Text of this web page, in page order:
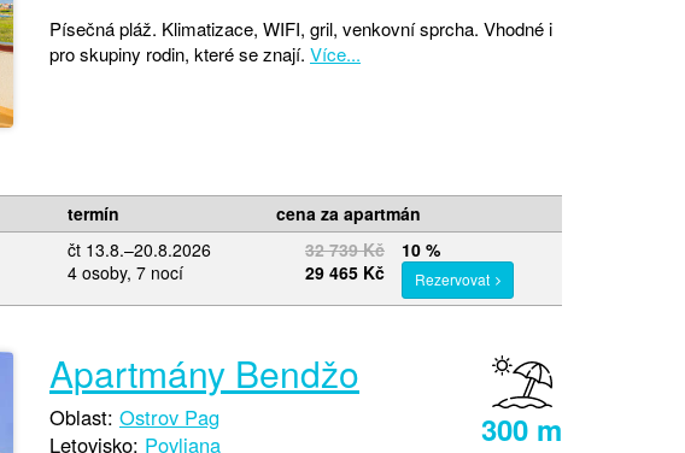
Písečná pláž. Klimatizace, WIFI, gril, venkovní sprcha. Vhodné i
pro skupiny rodin, které se znají. Více...
termín
cena za apartmán
čt 13.8.–20.8.2026
4 osoby, 7 nocí
32 739 Kč
29 465 Kč
10 %
Rezervovat
300 m
Apartmány Bendžo
Oblast: Ostrov Pag
Letovisko: Povljana